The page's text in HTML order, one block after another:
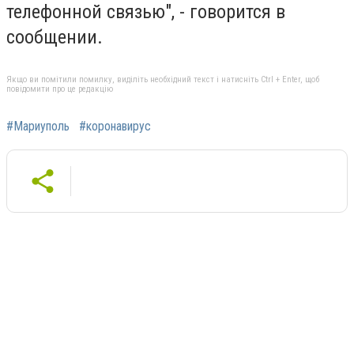
телефонной связью", - говорится в
сообщении.
Якщо ви помітили помилку, виділіть необхідний текст і натисніть Ctrl + Enter, щоб
повідомити про це редакцію
#Мариуполь #коронавирус